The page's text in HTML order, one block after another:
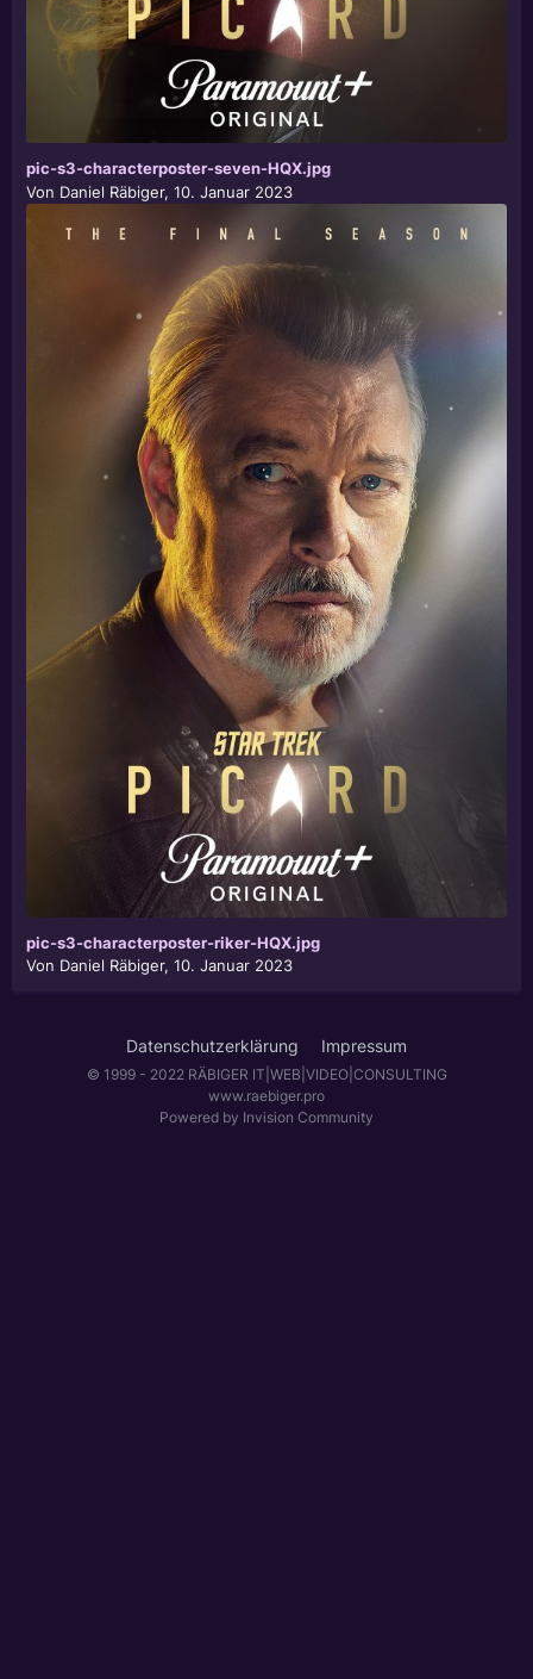
pic-s3-characterposter-seven-HQX.jpg
Von Daniel Räbiger, 10. Januar 2023
pic-s3-characterposter-riker-HQX.jpg
Von Daniel Räbiger, 10. Januar 2023
Datenschutzerklärung Impressum
© 1999 - 2022 RÄBIGER IT|WEB|VIDEO|CONSULTING
www.raebiger.pro
Powered by Invision Community